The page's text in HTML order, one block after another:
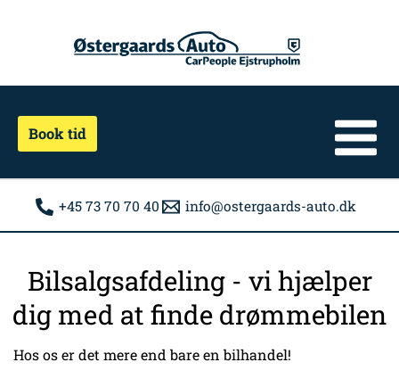
Book tid
+45 73 70 70 40 info@ostergaards-auto.dk
Bilsalgsafdeling - vi hjælper
dig med at finde drømmebilen
Hos os er det mere end bare en bilhandel!